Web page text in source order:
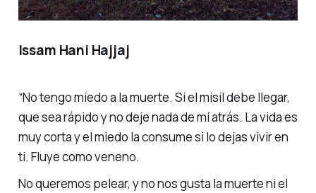
“No tengo miedo a la muerte. Si el misil debe llegar,
que sea rápido y no deje nada de mí atrás. La vida es
muy corta y el miedo la consume si lo dejas vivir en
ti. Fluye como veneno.
No queremos pelear, y no nos gusta la muerte ni el
Issam Hani Hajjaj